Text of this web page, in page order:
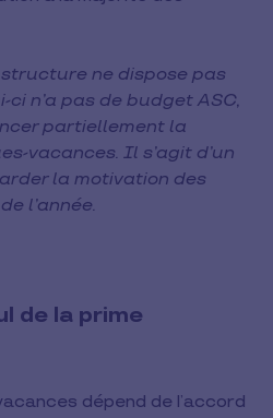
ne dispose pas
ci n’a pas de budget ASC,
partiellement la
vacances. Il s’agit d’un
la motivation des
l’année.
de la prime
dépend de l’accord